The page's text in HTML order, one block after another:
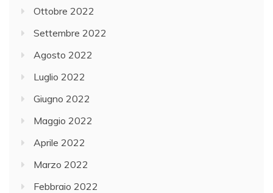
Ottobre 2022
Settembre 2022
Agosto 2022
Luglio 2022
Giugno 2022
Maggio 2022
Aprile 2022
Marzo 2022
Febbraio 2022